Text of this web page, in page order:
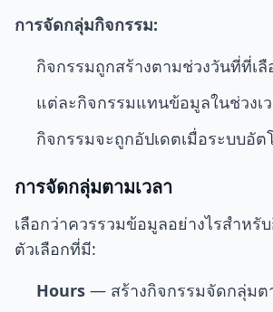
การจัดกลุ่มกิจกรรม:
กิจกรรมถูกสร้างตามช่วงวันที่ที่เลื
แต่ละกิจกรรมแทนข้อมูลในช่วงเ
กิจกรรมจะถูกอัปเดตเมื่อระบบอั
การจัดกลุ่มตามเวลา
เลือกว่าควรรวมข้อมูลอย่างไรสำหรั
ตัวเลือกที่มี:
Hours — สร้างกิจกรรมจัดกลุ่มต